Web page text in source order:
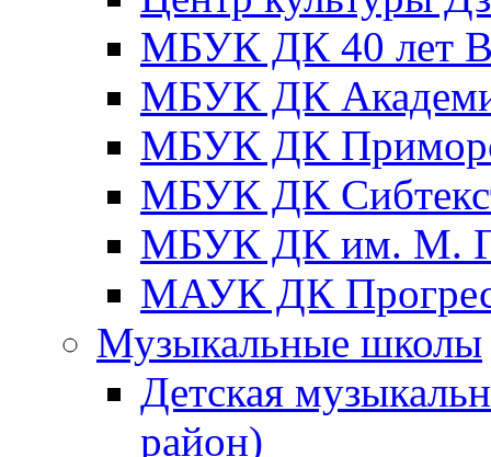
МБУК ДК 40 лет
МБУК ДК
МБУК ДК
МБУК ДК
МБУК ДК им. М.
МАУК ДК
Музыкальные школы
Детская
район)